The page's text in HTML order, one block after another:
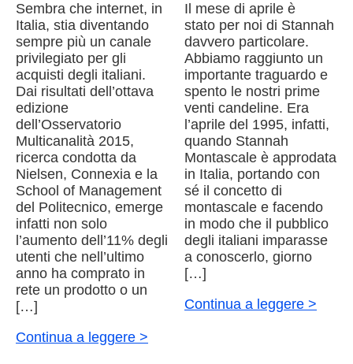
Sembra che internet, in
Italia, stia diventando
sempre più un canale
privilegiato per gli
acquisti degli italiani.
Dai risultati dell’ottava
edizione
dell’Osservatorio
Multicanalità 2015,
ricerca condotta da
Nielsen, Connexia e la
School of Management
del Politecnico, emerge
infatti non solo
l’aumento dell’11% degli
utenti che nell’ultimo
anno ha comprato in
rete un prodotto o un
[…]
Continua a leggere >
Il mese di aprile è
stato per noi di Stannah
davvero particolare.
Abbiamo raggiunto un
importante traguardo e
spento le nostri prime
venti candeline. Era
l’aprile del 1995, infatti,
quando Stannah
Montascale è approdata
in Italia, portando con
sé il concetto di
montascale e facendo
in modo che il pubblico
degli italiani imparasse
a conoscerlo, giorno
[…]
Continua a leggere >